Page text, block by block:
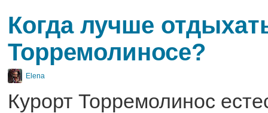
Когда лучше
Торремолиносе?
Elena
Курорт Торремолинос